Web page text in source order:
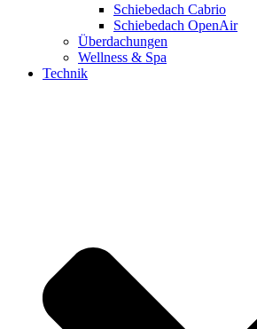
Schiebedach Cabrio
Schiebedach OpenAir
Überdachungen
Wellness & Spa
Technik